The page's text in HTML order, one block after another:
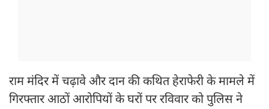
राम मंदिर में चढ़ावे और दान की कथित हेराफेरी के मामले में
गिरफ्तार आठों आरोपियों के घरों पर रविवार को पुलिस ने